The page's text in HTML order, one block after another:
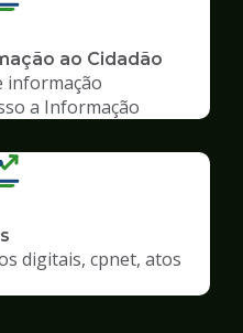
ao Cidadão
informação
a Informação
digitais, cpnet, atos